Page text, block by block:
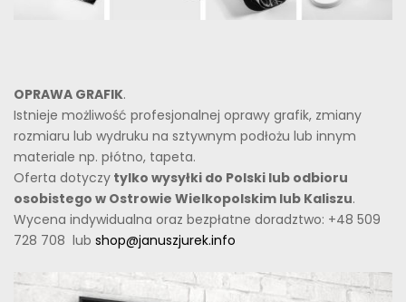
OPRAWA GRAFIK.
Istnieje możliwość profesjonalnej oprawy grafik, zmiany
rozmiaru lub wydruku na sztywnym podłożu lub innym
materiale np. płótno, tapeta.
Oferta dotyczy tylko wysyłki do Polski lub odbioru
osobistego w Ostrowie Wielkopolskim lub Kaliszu.
Wycena indywidualna oraz bezpłatne doradztwo: +48 509
728 708 lub shop@januszjurek.info